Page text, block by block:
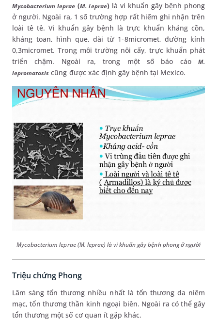
Mycobacterium leprae (M. leprae)là vi khuẩn gây bệnh phong
ở người. Ngoài ra, 1 số trường hợp rất hiếm ghi nhận trên
loài tê tê. Vi khuẩn gây bệnh là trực khuẩn kháng cồn,
kháng toan, hình que, dài từ 1-8micromet, đường kính
0,3micromet. Trong môi trường nôi cấy, trực khuẩn phát
triển chậm. Ngoài ra, trong một số báo cáo M.
lepromatosis cũng được xác định gây bệnh tại Mexico.
Mycobacterium leprae (M. leprae) là vi khuẩn gây bệnh phong ở người
Triệu chứng Phong
Lâm sàng tổn thương nhiều nhất là tổn thương da niêm
mạc, tổn thương thần kinh ngoại biên. Ngoài ra có thể gây
tổn thương một số cơ quan ít gặp khác.